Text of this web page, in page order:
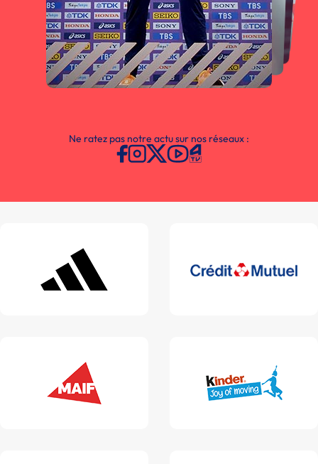
Ne ratez pas notre actu sur nos réseaux :